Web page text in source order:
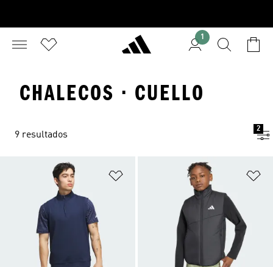
1
CHALECOS · CUELLO
9 resultados
2
Añadir a la lista de deseos